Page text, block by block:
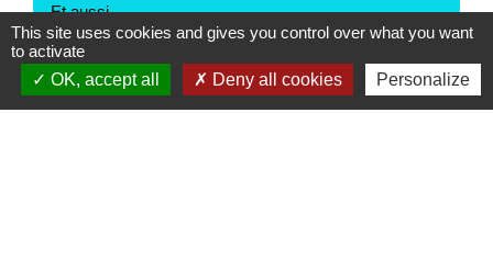
Et aussi
Séjour en France de la famille d'un citoyen
européen
This site uses cookies and gives you control over what you want
to activate
OK, accept all
Deny all cookies Personalize